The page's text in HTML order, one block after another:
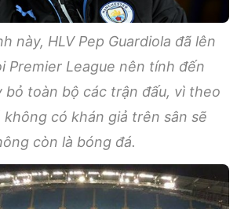
này, HLV Pep Guardiola đã lên
Premier League nên tính đến
bỏ toàn bộ các trận đấu, vì theo
không có khán giả trên sân sẽ
còn là bóng đá.